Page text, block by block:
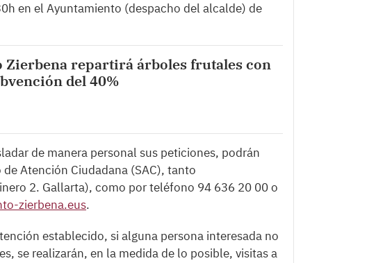
en el Ayuntamiento (despacho del alcalde) de
Zierbena repartirá árboles frutales con
del 40%
de manera personal sus peticiones, podrán
Atención Ciudadana (SAC), tanto
2. Gallarta), como por teléfono 94 636 20 00 o
zierbena.eus.
establecido, si alguna persona interesada no
se realizarán, en la medida de lo posible, visitas a